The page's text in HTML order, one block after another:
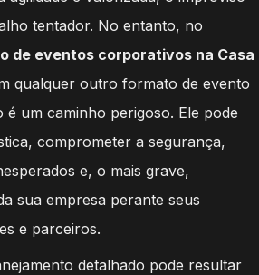
tentador. No entanto, no
de eventos corporativos na Casa
qualquer outro formato de evento
é um caminho perigoso. Ele pode
comprometer a segurança,
e, o mais grave,
sua empresa perante seus
e parceiros.
detalhado pode resultar